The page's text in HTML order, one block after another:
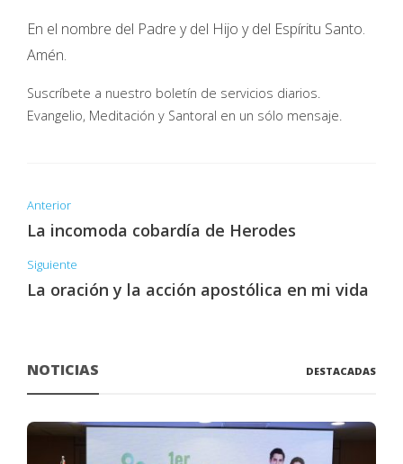
En el nombre del Padre y del Hijo y del Espíritu Santo.
Amén.
Suscríbete a nuestro boletín de servicios diarios.
Evangelio, Meditación y Santoral en un sólo mensaje.
Anterior
La incomoda cobardía de Herodes
Siguiente
La oración y la acción apostólica en mi vida
NOTICIAS DESTACADAS